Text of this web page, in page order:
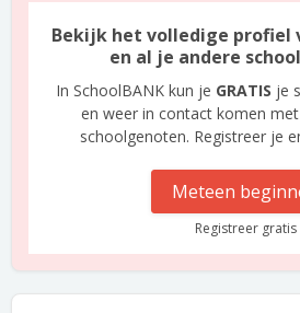
Bekijk het volledige profiel
en al je andere
In SchoolBANK kun je GRATIS je
en weer in contact komen
schoolgenoten. Registreer je
Meteen
Registreer gratis